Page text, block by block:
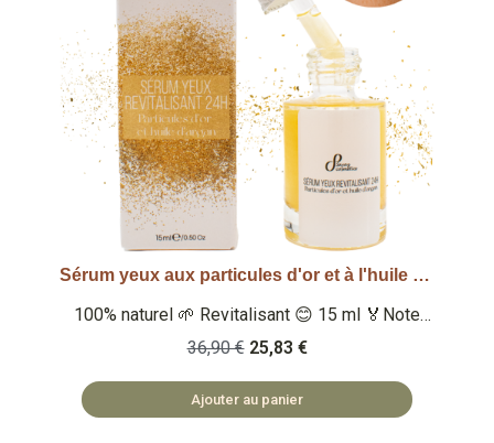
Aperçu rapide Sérum yeux aux particules d'or et à l'huile d'argan
100% naturel 🌱 Revitalisant 😊 15 ml 🏅Note
Yuka : /100 🏅 Note Inci Beauty 19.4/20 Qu'est
ce que c'est ? Un sérum 100% naturel aux
particules d'or et à l'huile d'argan pour protéger
et hydrater le contour des yeux. 🏡
36,90 € 25,83 €
Ajouter au panier